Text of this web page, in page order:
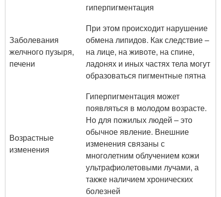
гиперпигментация
Заболевания
желчного пузыря,
печени
При этом происходит нарушение
обмена липидов. Как следствие –
на лице, на животе, на спине,
ладонях и иных частях тела могут
образоваться пигментные пятна
Возрастные
изменения
Гиперпигментация может
появляться в молодом возрасте.
Но для пожилых людей – это
обычное явление. Внешние
изменения связаны с
многолетним облучением кожи
ультрафиолетовыми лучами, а
также наличием хронических
болезней